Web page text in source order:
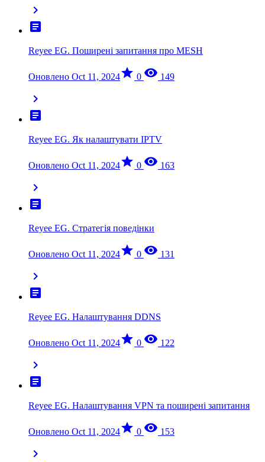
chevron_right
article
Reyee EG. Поширені запитання про MESH
Оновлено Oct 11, 2024star 0 visibility 149
chevron_right
article
Reyee EG. Як налаштувати IPTV
Оновлено Oct 11, 2024star 0 visibility 163
chevron_right
article
Reyee EG. Стратегія поведінки
Оновлено Oct 11, 2024star 0 visibility 131
chevron_right
article
Reyee EG. Налаштування DDNS
Оновлено Oct 11, 2024star 0 visibility 122
chevron_right
article
Reyee EG. Налаштування VPN та поширені запитання
Оновлено Oct 11, 2024star 0 visibility 153
chevron_right